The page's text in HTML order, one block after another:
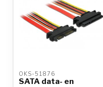
OKS-51876
SATA data- en